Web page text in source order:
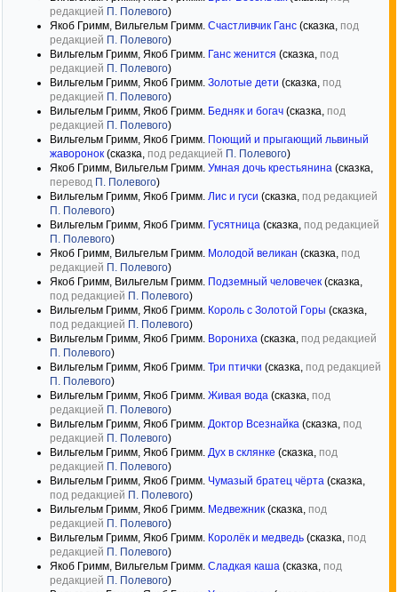
редакцией П. Полевого)
Якоб Гримм, Вильгельм Гримм. Счастливчик Ганс (сказка, под
редакцией П. Полевого)
Вильгельм Гримм, Якоб Гримм. Ганс женится (сказка, под
редакцией П. Полевого)
Вильгельм Гримм, Якоб Гримм. Золотые дети (сказка, под
редакцией П. Полевого)
Вильгельм Гримм, Якоб Гримм. Бедняк и богач (сказка, под
редакцией П. Полевого)
Вильгельм Гримм, Якоб Гримм. Поющий и прыгающий львиный
жаворонок (сказка, под редакцией П. Полевого)
Якоб Гримм, Вильгельм Гримм. Умная дочь крестьянина (сказка,
перевод П. Полевого)
Вильгельм Гримм, Якоб Гримм. Лис и гуси (сказка, под редакцией
П. Полевого)
Вильгельм Гримм, Якоб Гримм. Гусятница (сказка, под редакцией
П. Полевого)
Якоб Гримм, Вильгельм Гримм. Молодой великан (сказка, под
редакцией П. Полевого)
Якоб Гримм, Вильгельм Гримм. Подземный человечек (сказка,
под редакцией П. Полевого)
Вильгельм Гримм, Якоб Гримм. Король с Золотой Горы (сказка,
под редакцией П. Полевого)
Вильгельм Гримм, Якоб Гримм. Ворониха (сказка, под редакцией
П. Полевого)
Вильгельм Гримм, Якоб Гримм. Три птички (сказка, под редакцией
П. Полевого)
Вильгельм Гримм, Якоб Гримм. Живая вода (сказка, под
редакцией П. Полевого)
Вильгельм Гримм, Якоб Гримм. Доктор Всезнайка (сказка, под
редакцией П. Полевого)
Вильгельм Гримм, Якоб Гримм. Дух в склянке (сказка, под
редакцией П. Полевого)
Вильгельм Гримм, Якоб Гримм. Чумазый братец чёрта (сказка,
под редакцией П. Полевого)
Вильгельм Гримм, Якоб Гримм. Медвежник (сказка, под
редакцией П. Полевого)
Вильгельм Гримм, Якоб Гримм. Королёк и медведь (сказка, под
редакцией П. Полевого)
Якоб Гримм, Вильгельм Гримм. Сладкая каша (сказка, под
редакцией П. Полевого)